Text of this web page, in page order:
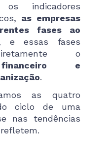
indicadores
as empresas
fases ao
e essas fases
o
financeiro e
.
as quatro
ciclo de uma
nas tendências